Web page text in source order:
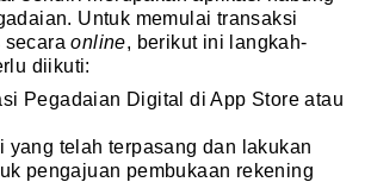
Untuk memulai transaksi
secaraonline, berikut ini langkah-
diikuti:
Pegadaian Digital di App Store atau
yang telah terpasang dan lakukan
pengajuan pembukaan rekening